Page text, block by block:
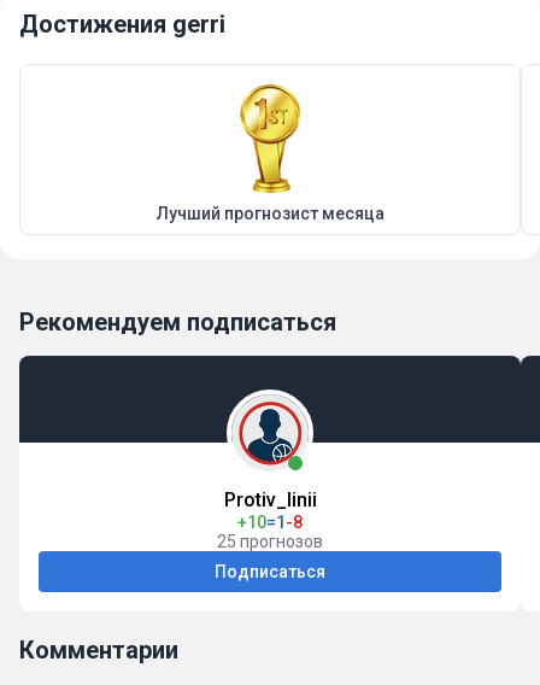
Достижения gerri
Лучший прогнозист месяца
Рекомендуем подписаться
Protiv_linii
+10=1 -8
25 прогнозов
Подписаться
Комментарии